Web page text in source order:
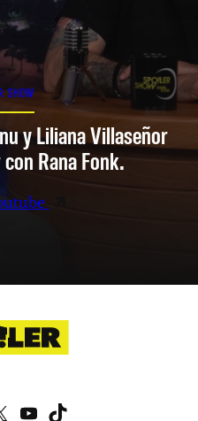
SHOW
y Liliana Villaseñor
Rana Fonk.
X YouTube